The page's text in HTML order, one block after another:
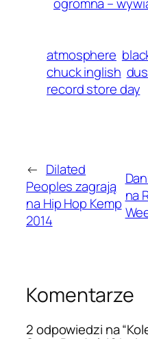
atmosphere
chuck inglish
record store day
← Dilated
Peoples zagrają
na Hip Hop Kemp
2014
na
Komentarze
2 odpowiedzi na